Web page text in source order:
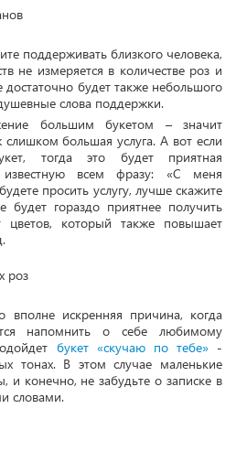
поддерживать близкого человека,
не измеряется в количестве роз и
достаточно будет также небольшого
слова поддержки.
большим букетом – значит
слишком большая услуга. А вот если
тогда это будет приятная
известную всем фразу: «С меня
просить услугу, лучше скажите
гораздо приятнее получить
который также повышает
вполне искренняя причина, когда
напомнить о себе любимому
букет «скучаю по тебе»-
тонах. В этом случае маленькие
и конечно, не забудьте о записке в
словами.